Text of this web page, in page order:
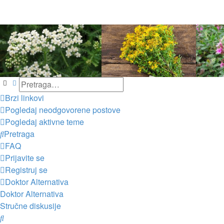
Pretraga
Napredna pretraga
Brzi linkovi
Pogledaj neodgovorene postove
Pogledaj aktivne teme
Pretraga
FAQ
Prijavite se
Registruj se
Doktor Alternativa
Doktor Alternativa
Stručne diskusije
Pretraga